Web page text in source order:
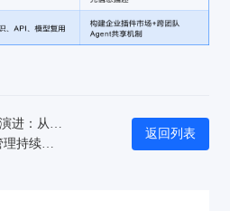
上一篇：AI驱动的运维工具演进：从工具整合到智能进化
下一篇：ITSM运营：变更管理持续改进
返回列表